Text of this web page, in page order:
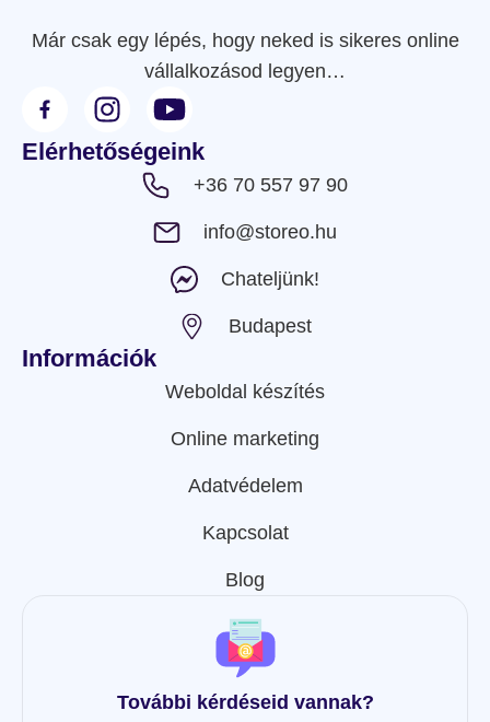
Már csak egy lépés, hogy neked is sikeres online
vállalkozásod legyen…
Elérhetőségeink
+36 70 557 97 90
info@storeo.hu
Chateljünk!
Budapest
Információk
Weboldal készítés
Online marketing
Adatvédelem
Kapcsolat
Blog
További kérdéseid vannak?